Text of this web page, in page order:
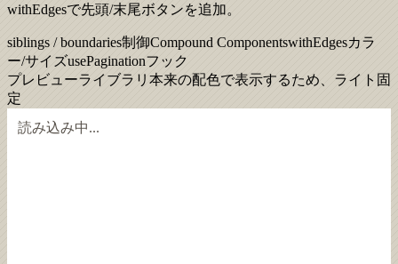
withEdgesで先頭/末尾ボタンを追加。
siblings / boundaries制御Compound ComponentswithEdgesカラ
ー/サイズusePaginationフック
プレビューライブラリ本来の配色で表示するため、ライト固
定
読み込み中...